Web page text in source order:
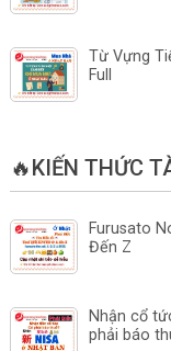
Từ Vựng
Full
🔥KIẾN THỨC
Furusato
Đến Z
Nhận cổ
phải báo